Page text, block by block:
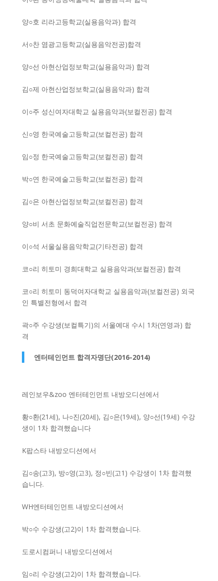
양○호 리라고등학교(실용음악과) 합격
서○찬 염광고등학교(실용음악전공)합격
양○선 아현산업정보학교(실용음악과) 합격
김○제 아현산업정보학교(실용음악과) 합격
이○주 성신여자대학교 실용음악과(보컬전공) 합격
신○영 한국예술고등학교(보컬전공) 합격
임○정 ​한국예술고등학교(보컬전공) 합격
박○연 ​한국예술고등학교(보컬전공) 합격
김○은 아현산업정보학교(보컬전공) 합격
양○비 서초 문화예술직업전문학교(보컬전공) 합격
이○석 서울실용음악학교(기타전공) 합격
코○리 히토미 경희대학교 실용음악과(보컬전공) 합격
코○리 히토미 동덕여자대학교 실용음악과(보컬전공) 외국
인 특별전형에서 합격
곽○주 수강생(보컬특기)의 서울예대 수시 1차(연영과) 합
격
엔터테인먼트 합격자명단(2016-2014)
레인보우&zoo 엔터테인먼트 내방오디션에서
황○환(21세), 나○진(20세), 김○은(19세), 양○선(19세) 수강
생이 1차 합격했습니다
K팝스타 내방오디션에서
김○송(고3), 방○영(고3), 정○빈(고1) 수강생이 1차 합격했
습니다.
WH엔터테인먼트 내방오디션에서
박○수 수강생(고2)이 1차 합격했습니다.
도로시컴퍼니 내방오디션에서
임○리 수강생(고2)이 1차 합격했습니다.